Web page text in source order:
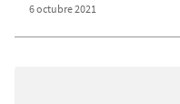
6 octubre 2021